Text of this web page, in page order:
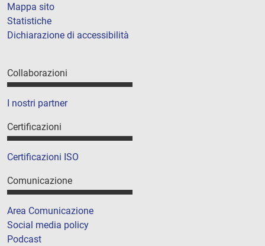
Mappa sito
Statistiche
Dichiarazione di accessibilità
Collaborazioni
I nostri partner
Certificazioni
Certificazioni ISO
Comunicazione
Area Comunicazione
Social media policy
Podcast